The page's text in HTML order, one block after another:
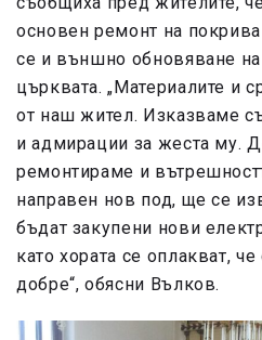
основен ремонт на
се и външно обновяване на
църквата. „Материалите и
от наш жител. Изказваме
и адмирации за жеста му.
ремонтираме и
направен нов под, ще се
бъдат закупени нови
като хората се оплакват,
добре“, обясни Вълков.